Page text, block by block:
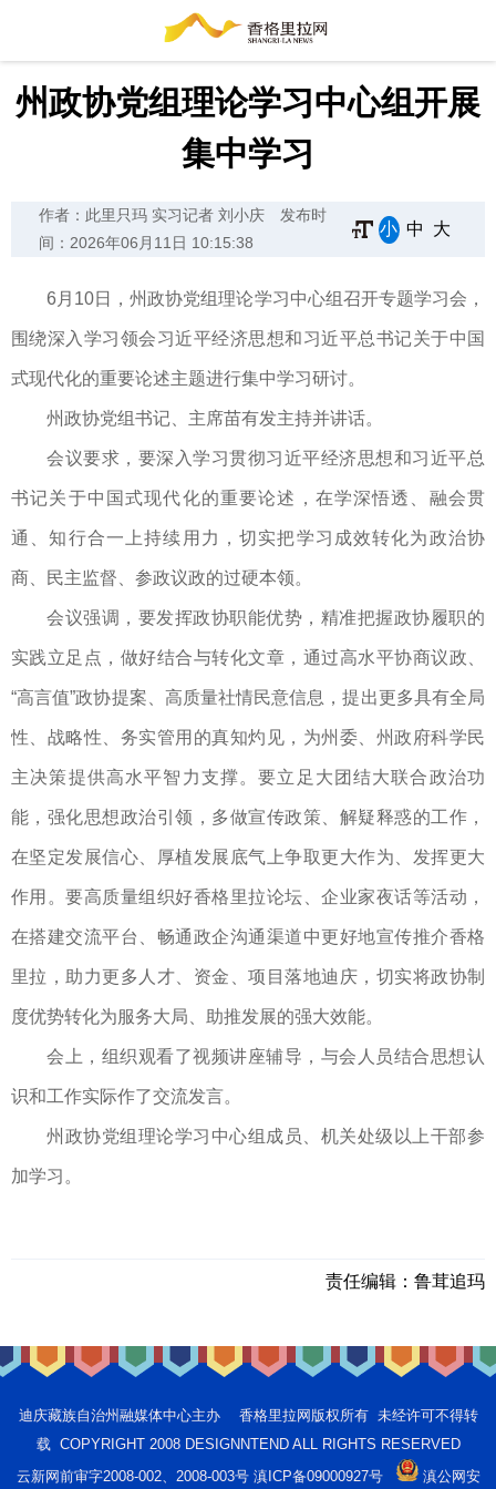
州政协党组理论学习中心组开展
集中学习
作者：此里只玛 实习记者 刘小庆
发布时
间：2026年06月11日 10:15:38
小 中 大
6月10日，州政协党组理论学习中心组召开专题学习会，
围绕深入学习领会习近平经济思想和习近平总书记关于中国
式现代化的重要论述主题进行集中学习研讨。
州政协党组书记、主席苗有发主持并讲话。
会议要求，要深入学习贯彻习近平经济思想和习近平总
书记关于中国式现代化的重要论述，在学深悟透、融会贯
通、知行合一上持续用力，切实把学习成效转化为政治协
商、民主监督、参政议政的过硬本领。
会议强调，要发挥政协职能优势，精准把握政协履职的
实践立足点，做好结合与转化文章，通过高水平协商议政、
“高言值”政协提案、高质量社情民意信息，提出更多具有全局
性、战略性、务实管用的真知灼见，为州委、州政府科学民
主决策提供高水平智力支撑。要立足大团结大联合政治功
能，强化思想政治引领，多做宣传政策、解疑释惑的工作，
在坚定发展信心、厚植发展底气上争取更大作为、发挥更大
作用。要高质量组织好香格里拉论坛、企业家夜话等活动，
在搭建交流平台、畅通政企沟通渠道中更好地宣传推介香格
里拉，助力更多人才、资金、项目落地迪庆，切实将政协制
度优势转化为服务大局、助推发展的强大效能。
会上，组织观看了视频讲座辅导，与会人员结合思想认
识和工作实际作了交流发言。
州政协党组理论学习中心组成员、机关处级以上干部参
加学习。
责任编辑： 鲁茸追玛
迪庆藏族自治州融媒体中心主办 香格里拉网版权所有 未经许可不得转
载 COPYRIGHT 2008 DESIGNNTEND ALL RIGHTS RESERVED
云新网前审字2008-002、2008-003号 滇ICP备09000927号
滇公网安